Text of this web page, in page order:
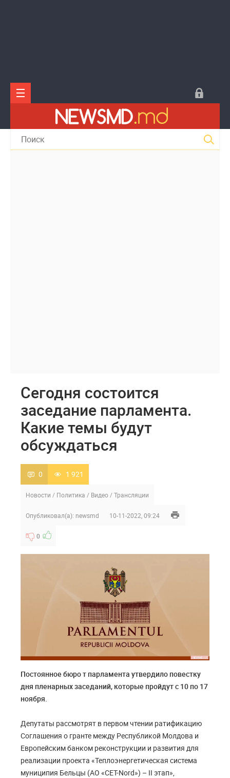
Сегодня состоится
заседание парламента.
Какие темы будут
обсуждаться
0 1 921
Новости / Политика / Видео /Трансляции
Опубликовал(а): newsmd 10-11-2022, 09:24
0
Постоянное бюро т парламента утвердило повестку
дня пленарных заседаний, которые пройдут с 10 по 17
ноября.
Депутаты рассмотрят в первом чтении ратификацию
Соглашения о гранте между Республикой Молдова и
Европейским банком реконструкции и развития для
реализации проекта «Теплоэнергетическая система
муниципия Бельцы (АО «CET-Nord») – II этап»,